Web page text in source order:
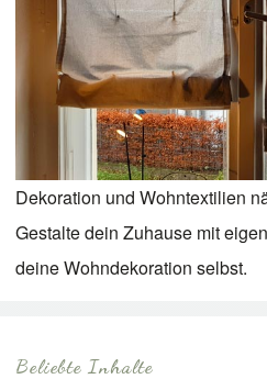
Beliebte Inhalte
Dekoration und Wohntextilien
Gestalte dein Zuhause mit
deine Wohndekoration selbst.